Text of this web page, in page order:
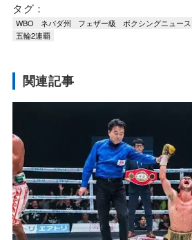
タグ：
WBO ネバダ州 フェザー級 ボクシングニュース
五輪2連覇
関連記事